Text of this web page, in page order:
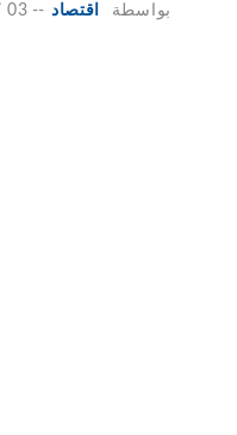
بواسطة اقتصاد -- 03 كانون الثاني 2023